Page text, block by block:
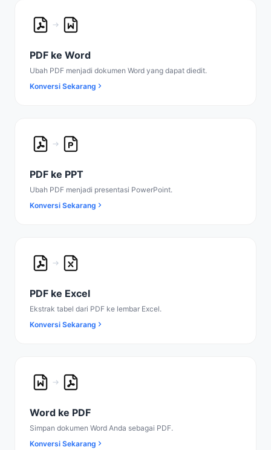
PDF ke Word
Ubah PDF menjadi dokumen Word yang dapat diedit.
Konversi Sekarang
PDF ke PPT
Ubah PDF menjadi presentasi PowerPoint.
Konversi Sekarang
PDF ke Excel
Ekstrak tabel dari PDF ke lembar Excel.
Konversi Sekarang
Word ke PDF
Simpan dokumen Word Anda sebagai PDF.
Konversi Sekarang